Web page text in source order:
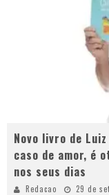
Novo livro de
caso de amor, é
nos seus dias
Redacao
29 de